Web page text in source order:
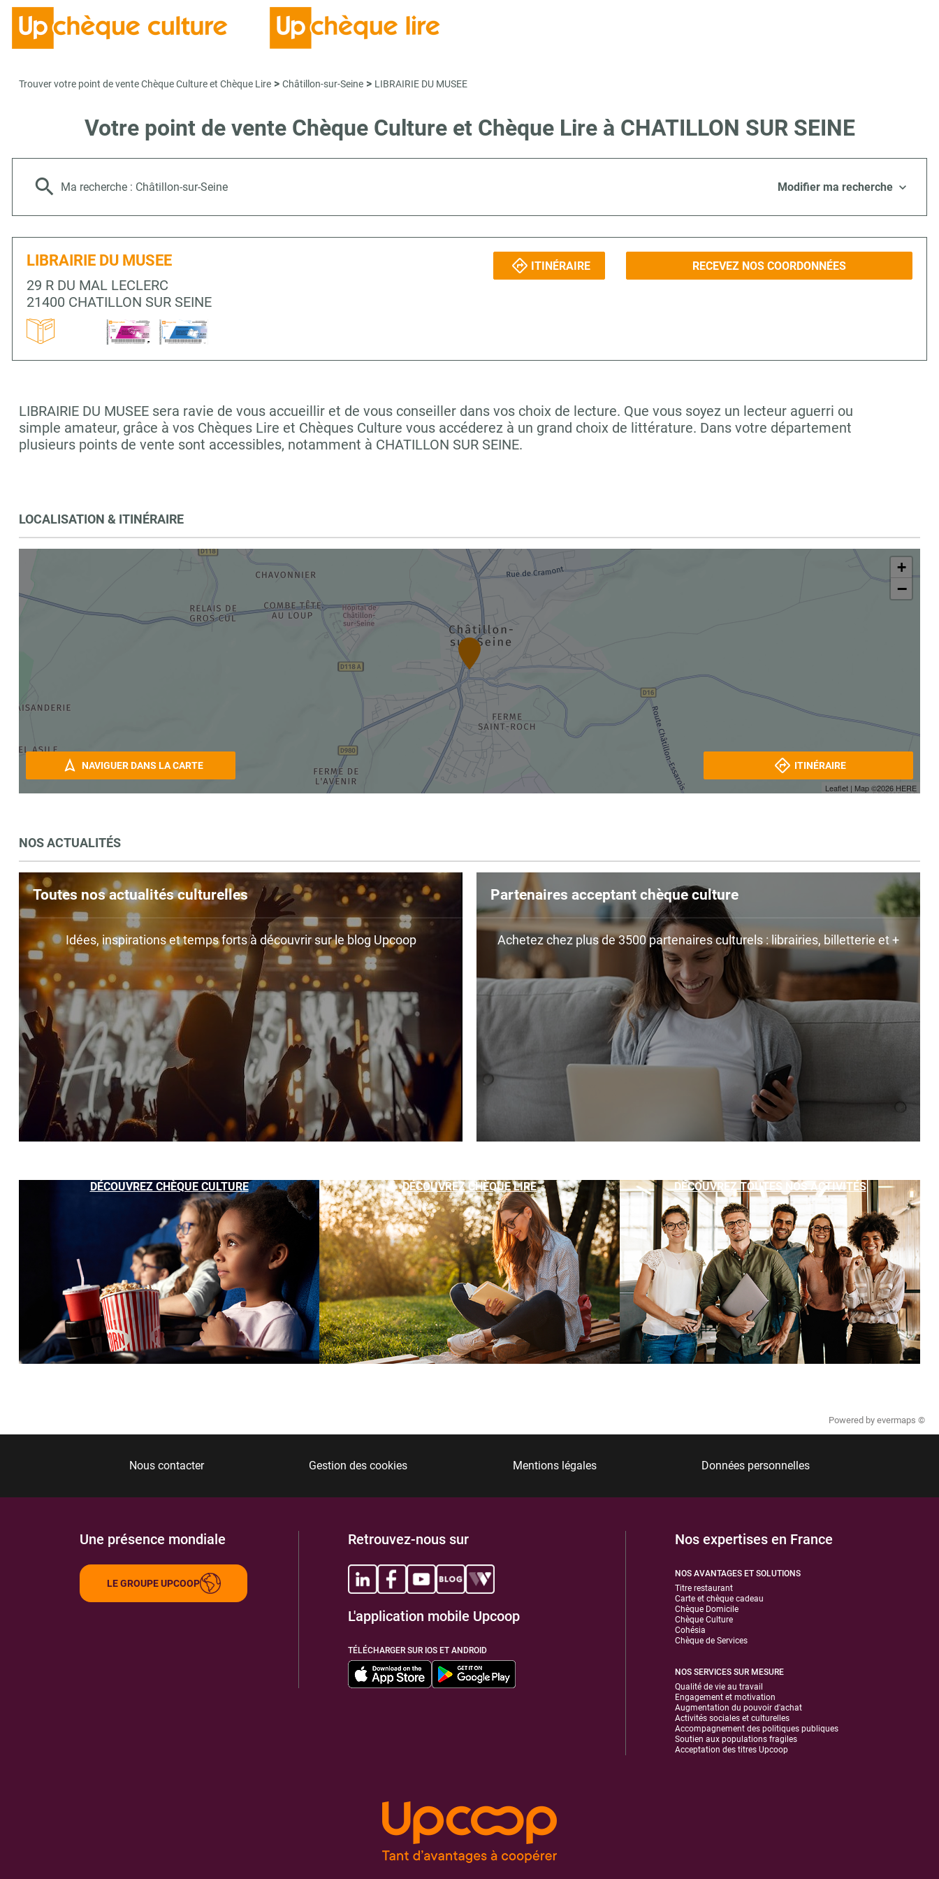
Trouver votre point de vente Chèque Culture et Chèque Lire > Châtillon-sur-Seine > LIBRAIRIE DU MUSEE
Votre point de vente Chèque Culture et Chèque Lire à CHATILLON SUR SEINE
Ma recherche : Châtillon-sur-Seine Modifier ma recherche
LIBRAIRIE DU MUSEE
29 R DU MAL LECLERC
21400 CHATILLON SUR SEINE
ITINÉRAIRE RECEVEZ NOS COORDONNÉES
LIBRAIRIE DU MUSEE sera ravie de vous accueillir et de vous conseiller dans vos choix de lecture. Que vous soyez un lecteur aguerri ou
simple amateur, grâce à vos Chèques Lire et Chèques Culture vous accéderez à un grand choix de littérature. Dans votre département
plusieurs points de vente sont accessibles, notamment à CHATILLON SUR SEINE.
LOCALISATION & ITINÉRAIRE
+
−
Leaflet | Map ©2026 HERE
NAVIGUER DANS LA CARTE ITINÉRAIRE
NOS ACTUALITÉS
Toutes nos actualités culturelles
Idées, inspirations et temps forts à découvrir sur le blog Upcoop
Partenaires acceptant chèque culture
Achetez chez plus de 3500 partenaires culturels : librairies, billetterie et +
DÉCOUVREZ CHÈQUE CULTURE DÉCOUVREZ CHÈQUE LIRE DÉCOUVREZ TOUTES NOS ACTIVITÉS
Powered by evermaps ©
Nous contacter Gestion des cookies Mentions légales Données personnelles
Une présence mondiale
LE GROUPE UPCOOP
Retrouvez-nous sur
L'application mobile Upcoop
TÉLÉCHARGER SUR IOS ET ANDROID
Nos expertises en France
NOS AVANTAGES ET SOLUTIONS
Titre restaurant
Carte et chèque cadeau
Chèque Domicile
Chèque Culture
Cohésia
Chèque de Services
NOS SERVICES SUR MESURE
Qualité de vie au travail
Engagement et motivation
Augmentation du pouvoir d'achat
Activités sociales et culturelles
Accompagnement des politiques publiques
Soutien aux populations fragiles
Acceptation des titres Upcoop